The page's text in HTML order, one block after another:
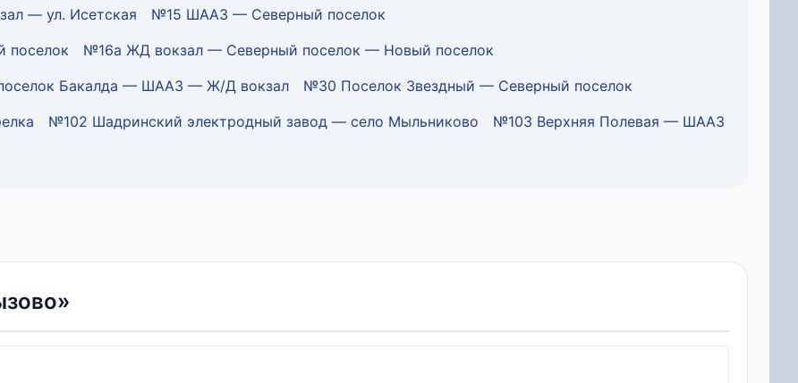
— ул. Исетская
№15 ШААЗ — Северный поселок
№16а ЖД вокзал — Северный поселок — Новый поселок
Бакалда — ШААЗ — Ж/Д вокзал
№30 Поселок Звездный — Северный поселок
№102 Шадринский электродный завод — село Мыльниково
№103 Верхняя Полевая — ШААЗ